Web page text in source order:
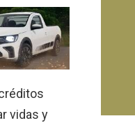
vidas y